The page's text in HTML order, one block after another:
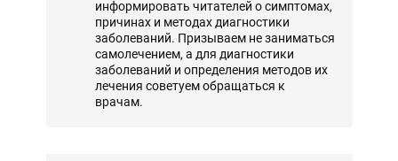
информировать читателей о симптомах,
причинах и методах диагностики
заболеваний. Призываем не заниматься
самолечением, а для диагностики
заболеваний и определения методов их
лечения советуем обращаться к
врачам.